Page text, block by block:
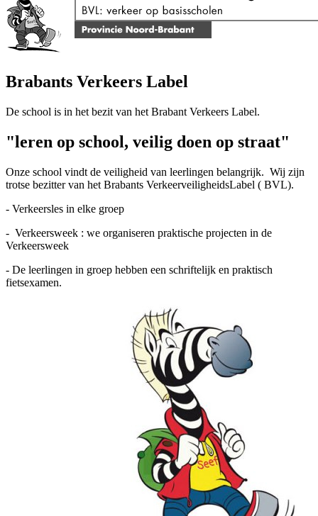
Brabants Verkeers Label
De school is in het bezit van het Brabant Verkeers Label.
"leren op school, veilig doen op straat"
Onze school vindt de veiligheid van leerlingen belangrijk. Wij zijn
trotse bezitter van het Brabants VerkeerveiligheidsLabel ( BVL).
- Verkeersles in elke groep
- Verkeersweek : we organiseren praktische projecten in de
Verkeersweek
- De leerlingen in groep hebben een schriftelijk en praktisch
fietsexamen.